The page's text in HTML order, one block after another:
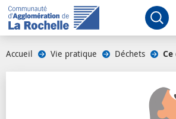
Accueil Vie pratique Déchets